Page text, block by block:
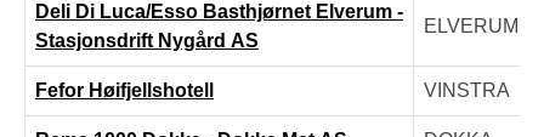
Deli Di Luca/Esso Basthjørnet Elverum -
Stasjonsdrift Nygård AS
ELVERUM
Fefor Høifjellshotell VINSTRA